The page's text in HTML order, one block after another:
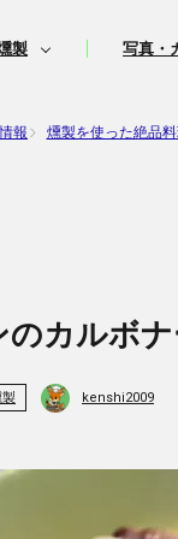
製 写真・
報 燻製を使った絶品
のカルボ
製 kenshi2009